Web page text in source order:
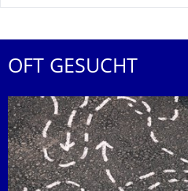
OFT GESUCHT